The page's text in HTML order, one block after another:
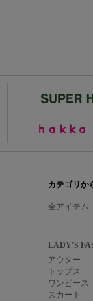
カテゴリか
全アイテム
LADY'S
アウター
トップス
ワンピース
スカート